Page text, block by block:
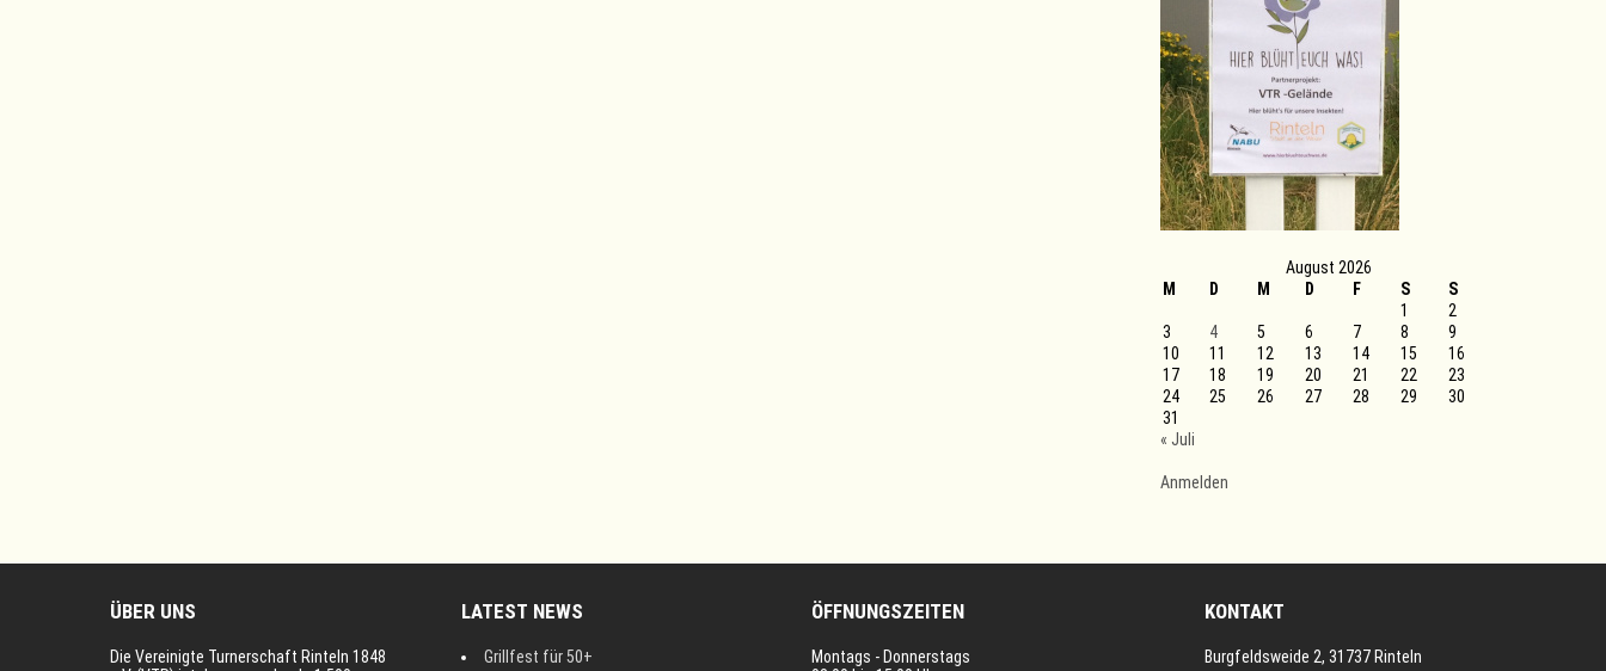
August 2026
M
D M D F S
S
1
2
3
4 5 6 7 8
9
10
11 12 13 14 15
16
17
18 19 20 21 22
23
24
25 26 27 28 29
30
31
« Juli
Anmelden
ÜBER UNS
Die Vereinigte Turnerschaft Rinteln 1848
LATEST NEWS
Grillfest für 50+
ÖFFNUNGSZEITEN
Montags - Donnerstags
KONTAKT
Burgfeldsweide 2, 31737 Rinteln